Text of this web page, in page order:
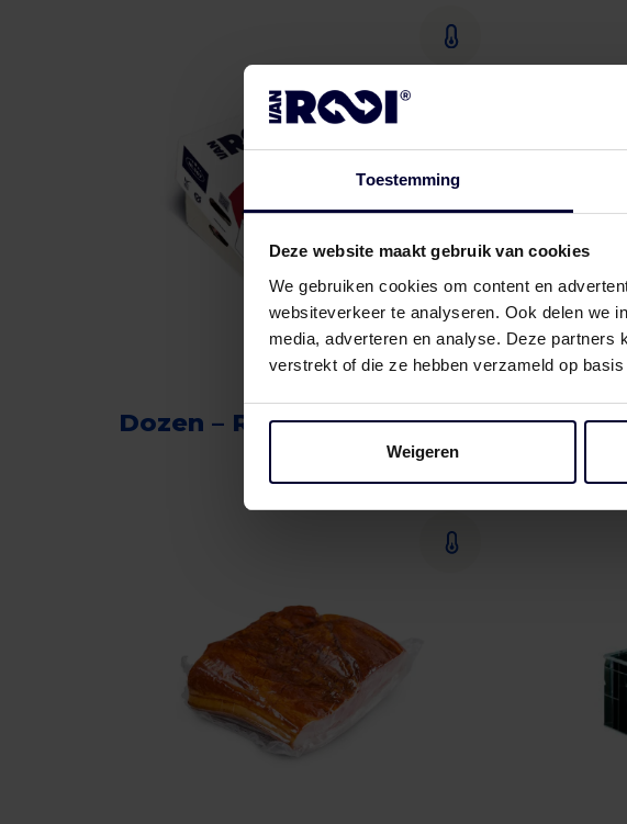
Toestemming
Deze website maakt gebruik van cookies
We gebruiken cookies om content en
websiteverkeer te analyseren. Ook delen we
media, adverteren en analyse. Deze partners
verstrekt of die ze hebben verzameld op
Weigeren
Dozen – Rund E2-